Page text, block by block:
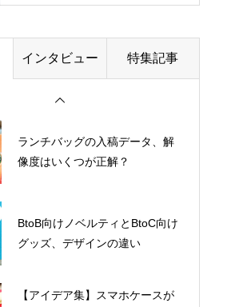
インタビュー 特集記事
周年イベントの企画担当者が押
ランチバッグの入稿データ、解
像度はいくつが正解？
BtoB向けノベルティとBtoC向け
グッズ、デザインの違い
【アイデア集】スマホケースが